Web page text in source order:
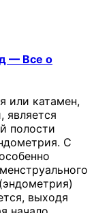
— Все о
или катамен,
является
полости
С
выходя